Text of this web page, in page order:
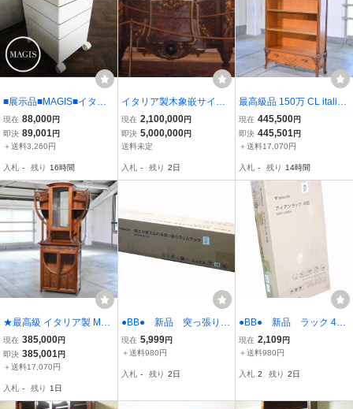
■展示品■MAGIS■イタリ
ア■高級■360°CONTAINE
R■KONSTANTIN GRCIC
■ホワイト■コンテナ■13
現在 88,000円
即決 89,001円
＋送料3,260円
入札 - 残り 16時間
イタリア製木象嵌サイド
ボード、ロシア、サンク
トペテルブルグ、エカテ
リーナ女帝夏の宮殿にあ
現在 2,100,000円
即決 5,000,000円
送料未定
入札 - 残り 2日
最高級品 150万 CL italia
ブックシェルフ マホガニ
ー材 アールヌーボー クラ
シック 引き出し2杯 シー
ルタレッリ
現在 445,500円
即決 445,501円
＋送料17,070円
入札 - 残り 14時間
★最高級 イタリア製 Med
ea 178万「ART922」キ
ャビネット マホガニー材
彫刻 飾り棚 アールヌーボ
L italia
現在 385,000円
即決 385,001 円
＋送料17,070円
入札 - 残り 1日
●BB● 新品 突っ張り棚
スリム 高さ200-260cm
RTR.SK-8.015(AIV/SW
現在 5,999円
＋送料980円
入札 - 残り 2日
●BB● 新品 ラック 4
段 マットタイプ 奥行
スリム 木製棚板 (幅5
RA.R-12.604(WBR/SBK)
現在 2,109円
＋送料980円
入札 2 残り 2日